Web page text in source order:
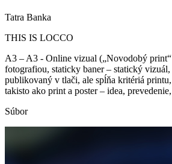
Tatra Banka
THIS IS LOCCO
A3 – A3 - Online vizual („Novodobý print“
fotografiou, staticky baner – statický
publikovaný v tlači, ale spĺňa kritériá
takisto ako print a poster – idea,
Súbor